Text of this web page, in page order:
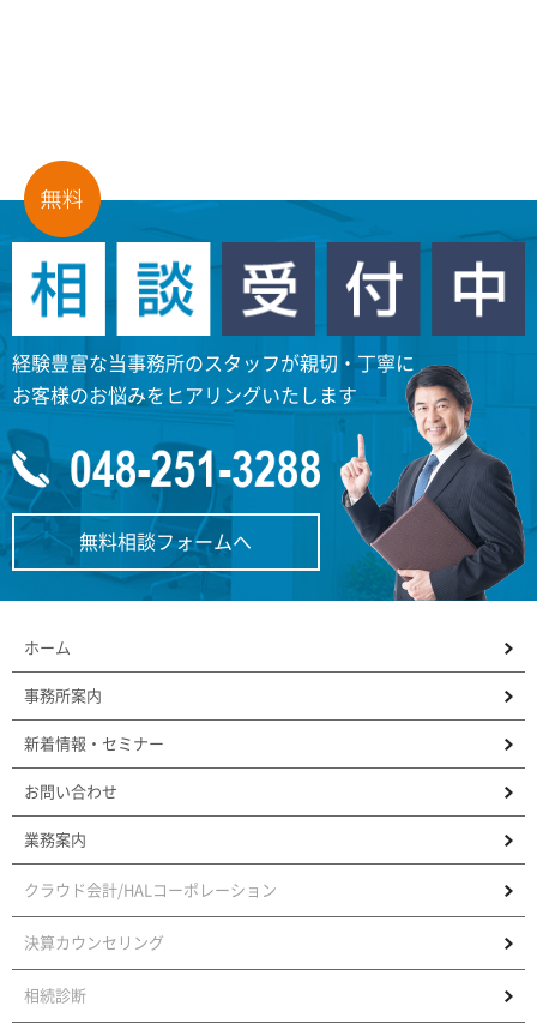
経験豊富な当事務所のスタッフが親切・丁寧に
お客様のお悩みをヒアリングいたします
無料相談フォームへ
ホーム
事務所案内
新着情報・セミナー
お問い合わせ
業務案内
クラウド会計/HALコーポレーション
決算カウンセリング
相続診断